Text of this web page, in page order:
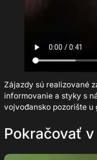
Zájazdy sú realizované
informovanie a styky s
vojvođansko pozorište u
Pokračovať